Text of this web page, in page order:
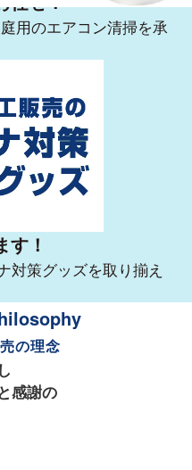
用のエアコン清掃を承
す！
対策グッズを取り揃え
の理念
感謝の